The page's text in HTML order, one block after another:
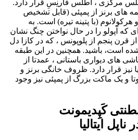
مرکزی ، اطلس فارنِسِ قرار دارد.
های برنز از پمپئی (قابل تشخیص
(با پتینه تیره) است. به
آپولو را در حال نواختن چنگ نشان
قرن پنجم از پلوپونس ، که در کازا دل
شده است، باشید. همچنین در این طبقه
های دیواری باستانی ، عمدتا از
نیز قرار دارد. ظروف خانگی برنز و
و یک ماکت بزرگ از پمپئی نیز وجود
کَپِدیمونت